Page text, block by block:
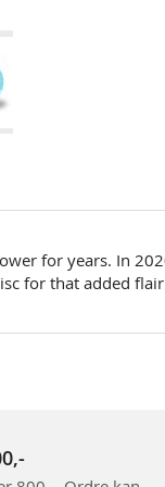
for years. In
for that added